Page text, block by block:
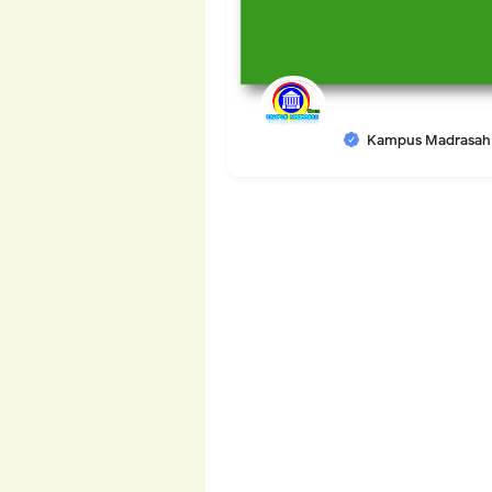
Kampus Madrasah